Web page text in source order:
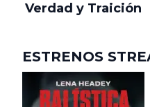
Verdad y Traición
ESTRENOS